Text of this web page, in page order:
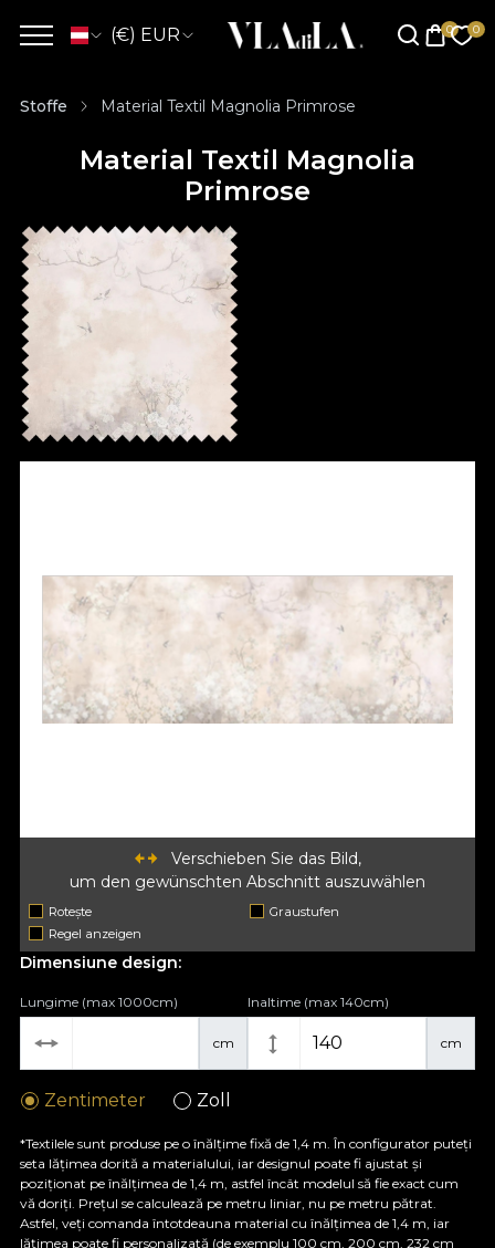
(€) EUR
Stoffe Material Textil Magnolia Primrose
Material Textil Magnolia
Primrose
Verschieben Sie das Bild,
um den gewünschten Abschnitt auszuwählen
Rotește
Graustufen
Regel anzeigen
Dimensiune design:
cm
Lungime (max 1000cm)
cm
Inaltime (max 140cm)
Zentimeter Zoll
*Textilele sunt produse pe o înălțime fixă de 1,4 m. În configurator puteți
seta lățimea dorită a materialului, iar designul poate fi ajustat și
poziționat pe înălțimea de 1,4 m, astfel încât modelul să fie exact cum
vă doriți. Prețul se calculează pe metru liniar, nu pe metru pătrat.
Astfel, veți comanda întotdeauna material cu înălțimea de 1,4 m, iar
lățimea poate fi personalizată (de exemplu 100 cm, 200 cm, 232 cm